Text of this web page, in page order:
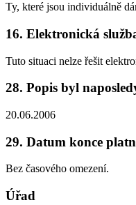
Ty, které jsou individuálně
16. Elektronická
Tuto situaci nelze řešit
28. Popis byl
20.06.2006
29. Datum konce
Bez časového omezení.
Úřad